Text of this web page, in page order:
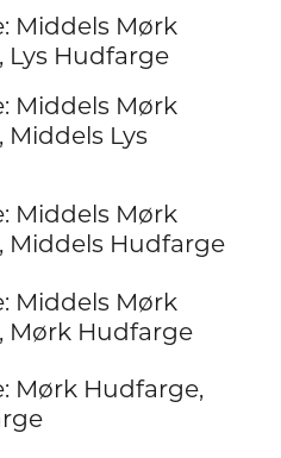
Middels Mørk
Lys Hudfarge
Middels Mørk
Middels Lys
Middels Mørk
Middels Hudfarge
Middels Mørk
Mørk Hudfarge
Mørk Hudfarge,